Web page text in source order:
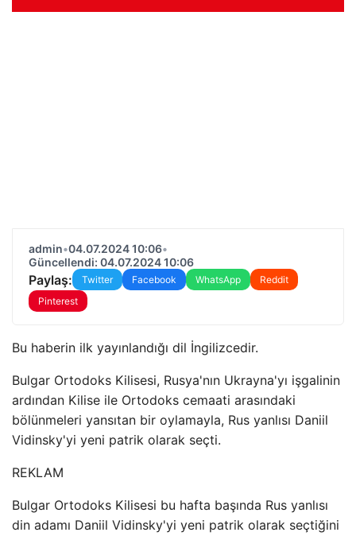
admin•04.07.2024 10:06•
Güncellendi: 04.07.2024 10:06
Paylaş: Twitter Facebook WhatsApp
Reddit
Pinterest
Bu haberin ilk yayınlandığı dil İngilizcedir.
Bulgar Ortodoks Kilisesi, Rusya'nın Ukrayna'yı işgalinin
ardından Kilise ile Ortodoks cemaati arasındaki
bölünmeleri yansıtan bir oylamayla, Rus yanlısı Daniil
Vidinsky'yi yeni patrik olarak seçti.
REKLAM
Bulgar Ortodoks Kilisesi bu hafta başında Rus yanlısı
din adamı Daniil Vidinsky'yi yeni patrik olarak seçtiğini